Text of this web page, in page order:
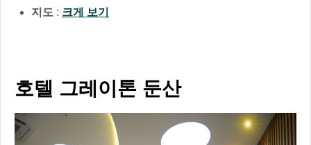
지도 : 크게 보기
호텔 그레이톤 둔산